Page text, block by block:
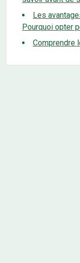
Les
Pourquoi opter
Comprendre